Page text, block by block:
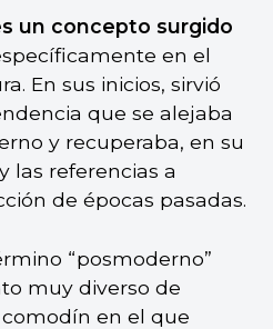
un concepto surgido
en el
En sus inicios, sirvió
que se alejaba
y recuperaba, en su
las referencias a
de épocas pasadas.
“posmoderno”
muy diverso de
en el que